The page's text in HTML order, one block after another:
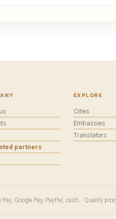
partners
EXPLORE
Cities
Embassies
Translators
Google Pay, PayPal, cash. · Quality